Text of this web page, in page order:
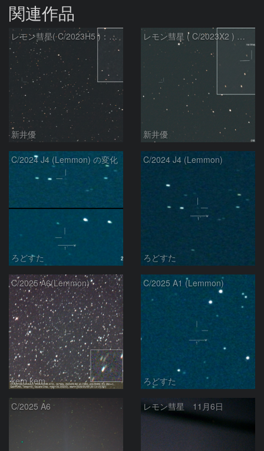
関連作品
レモン彗星( C/2023H5 )：2026/05/20
新井優
レモン彗星 ( C/2023X2 ) の予報位置：2026/05/29
新井優
C/2024 J4 (Lemmon) の変化
ろどすた
C/2024 J4 (Lemmon)
ろどすた
C/2025 A6(Lemmon)
kem.kem
C/2025 A1 (Lemmon)
ろどすた
C/2025 A6 レモン彗星 11月6日